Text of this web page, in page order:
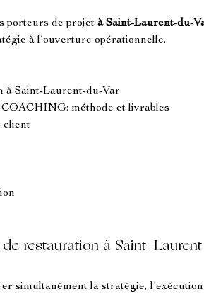
porteurs de projet à Saint-Laurent-du-
à l’ouverture opérationnelle.
à Saint-Laurent-du-Var
méthode et livrables
client
restauration à Saint-
simultanément la stratégie, l’exécution